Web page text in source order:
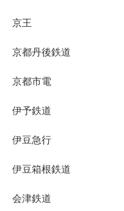
京王
京都丹後鉄道
京都市電
伊予鉄道
伊豆急行
伊豆箱根鉄道
会津鉄道